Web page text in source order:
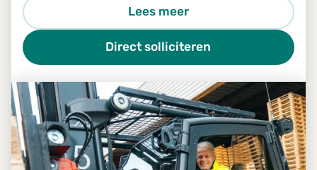
Lees meer
Direct solliciteren